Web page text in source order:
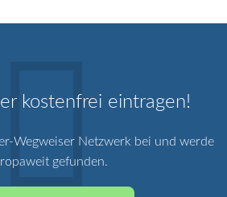
kostenfrei eintragen!
Wegweiser Netzwerk bei und werde
gefunden.